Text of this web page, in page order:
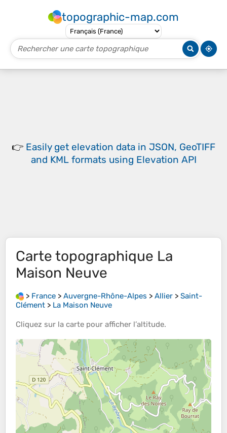
topographic-map.com
👉 Easily get elevation data in JSON, GeoTIFF
and KML formats using Elevation API
Carte topographique La
Maison Neuve
> France > Auvergne-Rhône-Alpes > Allier > Saint-
Clément > La Maison Neuve
Cliquez sur la carte pour afficher l’altitude.